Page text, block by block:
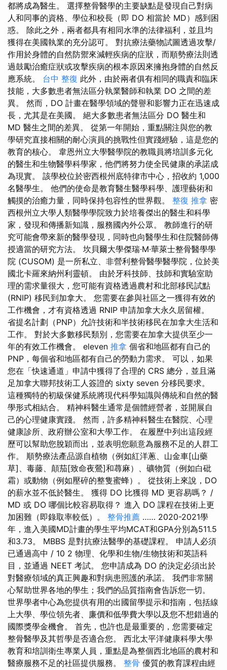
都將成為醫生。 選擇整骨醫學的主要缺點是發現自己對病
人和同事的資格、學位和校長（即 DO 相當於 MD）感到困
惑。 除此之外，兩者都具有相同水準的法律福利，並且均
獲得在美國執業的充分認可。 對抗療法藥物試圖透過攻擊/
作用於身體的自然防禦來減輕疾病的症狀，而順勢療法則透
過鼓勵治癒症狀或攻擊疾病的根本原因來擁抱身體的自然反
應系統。 台中 整復 此外，由於兩者俱有相同的職責和臨床
技能，大多數患者無法區分執業醫師和執業 DO 之間的差
異。 然而，DO 計畫在醫學領域的聲譽和影響力正在迅速成
長，尤其是在美國。 絕大多數患者無法區分 DO 醫生和
MD 醫生之間的差異。 從第一年開始，重點關注與您的教
學研究直接相關的耐心演員的挑戰性但實踐經驗，這是您的
教育的核心。 韋恩州立大學醫學院的教職員將培訓多元化
的醫生和生物醫學科學家，他們將努力使全民健康的承諾成
為現實。 該學校位於密西根州底特律市中心，招收約 1,000
名醫學生。 他們的使命是教育醫生醫學科學、護理藝術和
觸摸的治癒力量，同時保持包容性的世界觀。 整復 推拿 密
西根州立大學人類醫學學院致力於培養傑出的醫生和科學
家，發現和傳播新知識，服務國內外公眾。 教師進行的研
究可能會帶來新的醫學發現，同時也向醫學生和住院醫師傳
授適當的研究方法。 坎貝爾大學傑瑞·M·華萊士整骨醫學學
院 (CUSOM) 是一所私立、非營利整骨醫學醫學院，位於美
國北卡羅來納州利靈頓。 由於牙科技師、技師和實驗室助
理的需求量很大，您可能有資格透過農村和北部移民試點
(RNIP) 移民到加拿大。 您需要在參與社區之一獲得有效的
工作機會，才有資格透過 RNIP 申請加拿大永久居留權。
省提名計劃（PNP）允許技術和半技術移民在加拿大生活和
工作。 對於大多數移民類別，您需要在加拿大提供至少一
年的有效工作機會。 eleven 推拿 個省和地區都有自己的
PNP，每個省和地區都有自己的勞動力需求。 可以，如果
您在「快速通道」申請中獲得了合理的 CRS 總分，並且滿
足加拿大聯邦技術工人簽證的 sixty seven 分移民要求。
這種獨特的初級保健系統將現代科學知識與傳統和自然的醫
學形式相結合。 精神科醫生通常是個體經營者，並開展自
己的心理健康實踐。 然而，許多精神科醫生在醫院、心理
健康診所、政府辦公室和大學工作。 在履歷中列出這段經
歷可以幫助您脫穎而出，並表明您願意為服務不足的人群工
作。 順勢療法產品源自植物（例如紅洋蔥、山金車[山藥
草]、毒藤、顛茄[致命夜鶯]和蕁麻）、礦物質（例如白砒
霜）或動物（例如壓碎的整隻蜜蜂）。 從技術上來說，DO
的薪水並不低於醫生。 獲得 DO 比獲得 MD 更容易嗎？ /
MD 或 DO 哪個比較容易取得？ 進入 DO 課程在技術上更
加困難（即錄取率較低）。 整骨推薦 …… 2020-2021學
年，進入美國MD計畫的學生平均MCAT和GPA分別為511.5
和3.73。 MBBS 是對抗療法醫學的基礎課程。 申請人必須
已通過高中 / 10 2 物理、化學和生物/生物技術和英語科
目，並通過 NEET 考試。 您申請成為 DO 的決定必須出於
對醫療領域的真正興趣和對病患照護的承諾。 我們非常關
心幫助世界各地的學生；我們的品質指南會告訴您一切。
世界學者中心為您提供有用的出國留學提示和指南，包括線
上大學、學位領先者、廉價和低學費大學以及您不想錯過的
國際獎學金機會。 首先，也許也是最重要的，您需要確定
整骨醫學及其哲學是否適合您。 西北太平洋健康科學大學
教育和培訓衛生專業人員，重點是為整個西北地區的農村和
醫療服務不足的社區提供服務。 整骨 優質的教育課程由經